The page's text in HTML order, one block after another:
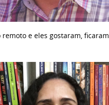
e eles gostaram, ficaram